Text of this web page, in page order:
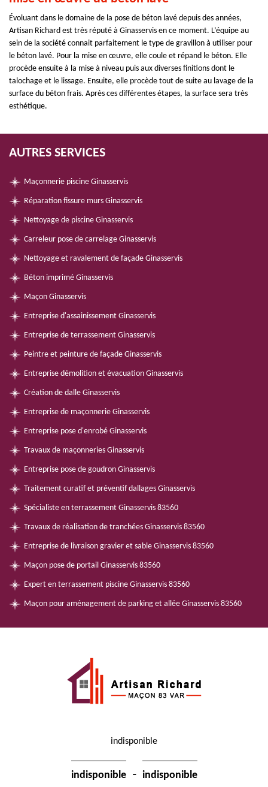
Évoluant dans le domaine de la pose de béton lavé depuis des années,
Artisan Richard est très réputé à Ginasservis en ce moment. L’équipe au
sein de la société connait parfaitement le type de gravillon à utiliser pour
le béton lavé. Pour la mise en œuvre, elle coule et répand le béton. Elle
procède ensuite à la mise à niveau puis aux diverses finitions dont le
talochage et le lissage. Ensuite, elle procède tout de suite au lavage de la
surface du béton frais. Après ces différentes étapes, la surface sera très
esthétique.
AUTRES SERVICES
Maçonnerie piscine Ginasservis
Réparation fissure murs Ginasservis
Nettoyage de piscine Ginasservis
Carreleur pose de carrelage Ginasservis
Nettoyage et ravalement de façade Ginasservis
Béton imprimé Ginasservis
Maçon Ginasservis
Entreprise d'assainissement Ginasservis
Entreprise de terrassement Ginasservis
Peintre et peinture de façade Ginasservis
Entreprise démolition et évacuation Ginasservis
Création de dalle Ginasservis
Entreprise de maçonnerie Ginasservis
Entreprise pose d'enrobé Ginasservis
Travaux de maçonneries Ginasservis
Entreprise pose de goudron Ginasservis
Traitement curatif et préventif dallages Ginasservis
Spécialiste en terrassement Ginasservis 83560
Travaux de réalisation de tranchées Ginasservis 83560
Entreprise de livraison gravier et sable Ginasservis 83560
Maçon pose de portail Ginasservis 83560
Expert en terrassement piscine Ginasservis 83560
Maçon pour aménagement de parking et allée Ginasservis 83560
indisponible
indisponible - indisponible